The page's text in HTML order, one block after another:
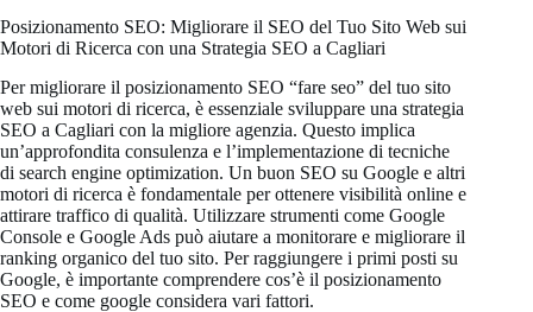
Posizionamento SEO: Migliorare il SEO del Tuo Sito Web sui
Motori di Ricerca con una Strategia SEO a Cagliari
Per migliorare il posizionamento SEO “fare seo” del tuo sito
web sui motori di ricerca, è essenziale sviluppare una strategia
SEO a Cagliari con la migliore agenzia. Questo implica
un’approfondita consulenza e l’implementazione di tecniche
di search engine optimization. Un buon SEO su Google e altri
motori di ricerca è fondamentale per ottenere visibilità online e
attirare traffico di qualità. Utilizzare strumenti come Google
Console e Google Ads può aiutare a monitorare e migliorare il
ranking organico del tuo sito. Per raggiungere i primi posti su
Google, è importante comprendere cos’è il posizionamento
SEO e come google considera vari fattori.